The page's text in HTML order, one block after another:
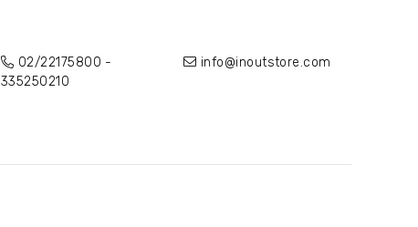
02/22175800 -
335250210
info@inoutstore.com